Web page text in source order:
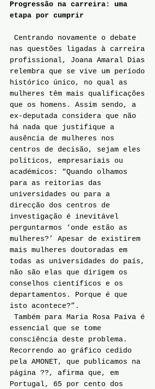
Progressão na carreira: uma
etapa por cumprir
Centrando novamente o debate
nas questões ligadas à carreira
profissional, Joana Amaral Dias
relembra que se vive um período
histórico único, no qual as
mulheres têm mais qualificações
que os homens. Assim sendo, a
ex-deputada considera que não
há nada que justifique a
ausência de mulheres nos
centros de decisão, sejam eles
políticos, empresariais ou
académicos: “Quando olhamos
para as reitorias das
universidades ou para a
direcção dos centros de
investigação é inevitável
perguntarmos ‘onde estão as
mulheres?’ Apesar de existirem
mais mulheres doutoradas em
todas as universidades do país,
não são elas que dirigem os
conselhos científicos e os
departamentos. Porque é que
isto acontece?”.
Também para Maria Rosa Paiva é
essencial que se tome
consciência deste problema.
Recorrendo ao gráfico cedido
pela AMONET, que publicamos na
página ??, afirma que, em
Portugal, 65 por cento dos